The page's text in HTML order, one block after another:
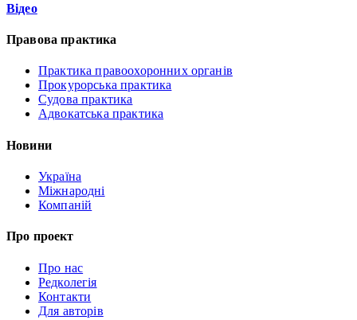
Відео
Правова практика
Практика правоохоронних органів
Прокурорська практика
Судова практика
Адвокатська практика
Новини
Україна
Міжнародні
Компаній
Про проект
Про нас
Редколегія
Контакти
Для авторів